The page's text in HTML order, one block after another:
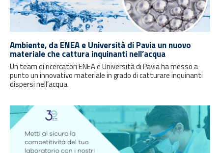
Ambiente, da ENEA e Università di Pavia un nuovo
materiale che cattura inquinanti nell’acqua
Un team di ricercatori ENEA e Università di Pavia ha messo a
punto un innovativo materiale in grado di catturare inquinanti
dispersi nell’acqua.